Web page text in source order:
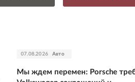
07.08.2026 Авто
Мы ждем перемен: Porsche